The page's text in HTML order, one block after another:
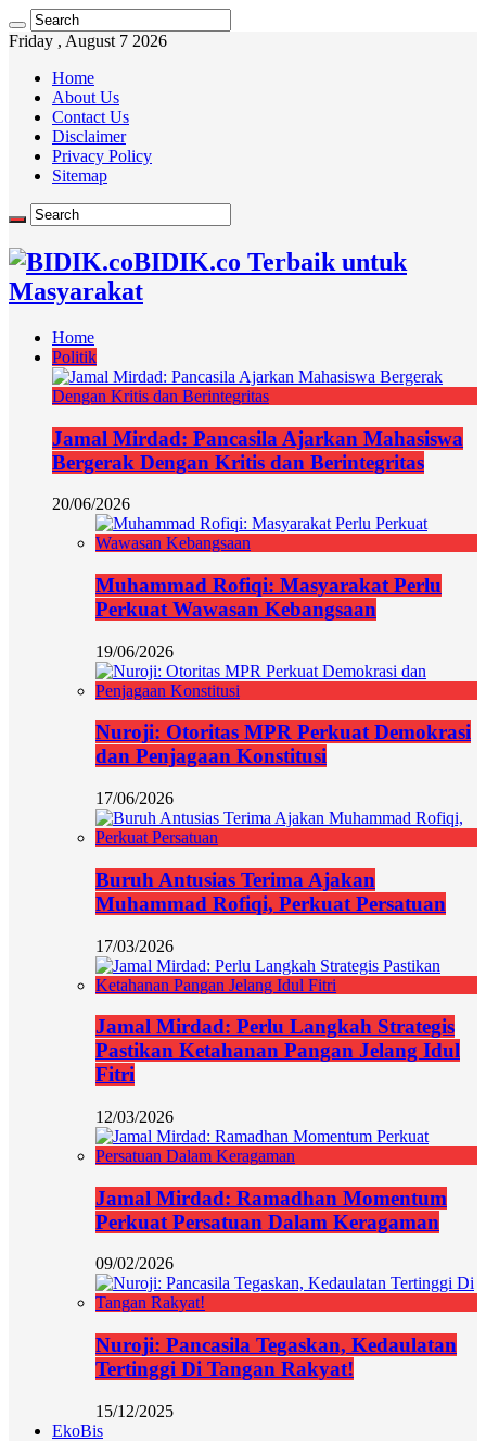
Friday , August 7 2026
Home
About Us
Contact Us
Disclaimer
Privacy Policy
Sitemap
BIDIK.co Terbaik untuk
Masyarakat
Home
Politik
Jamal Mirdad: Pancasila Ajarkan Mahasiswa
Bergerak Dengan Kritis dan Berintegritas
20/06/2026
Muhammad Rofiqi: Masyarakat Perlu
Perkuat Wawasan Kebangsaan
19/06/2026
Nuroji: Otoritas MPR Perkuat Demokrasi
dan Penjagaan Konstitusi
17/06/2026
Buruh Antusias Terima Ajakan
Muhammad Rofiqi, Perkuat Persatuan
17/03/2026
Jamal Mirdad: Perlu Langkah Strategis
Pastikan Ketahanan Pangan Jelang Idul
Fitri
12/03/2026
Jamal Mirdad: Ramadhan Momentum
Perkuat Persatuan Dalam Keragaman
09/02/2026
Nuroji: Pancasila Tegaskan, Kedaulatan
Tertinggi Di Tangan Rakyat!
15/12/2025
EkoBis